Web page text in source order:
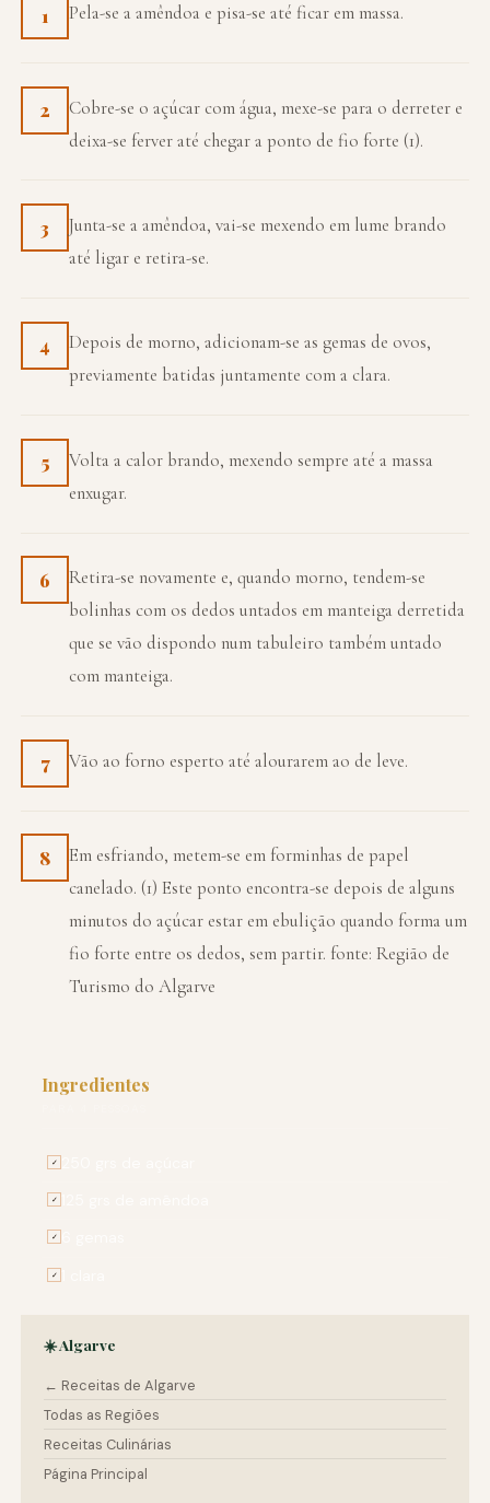
1 Pela-se a amêndoa e pisa-se até ficar em massa.
2
Cobre-se o açúcar com água, mexe-se para o derreter e
deixa-se ferver até chegar a ponto de fio forte (1).
3
Junta-se a amêndoa, vai-se mexendo em lume brando
até ligar e retira-se.
4
Depois de morno, adicionam-se as gemas de ovos,
previamente batidas juntamente com a clara.
5
Volta a calor brando, mexendo sempre até a massa
enxugar.
6
Retira-se novamente e, quando morno, tendem-se
bolinhas com os dedos untados em manteiga derretida
que se vão dispondo num tabuleiro também untado
com manteiga.
7 Vão ao forno esperto até alourarem ao de leve.
8
Em esfriando, metem-se em forminhas de papel
canelado. (1) Este ponto encontra-se depois de alguns
minutos do açúcar estar em ebulição quando forma um
fio forte entre os dedos, sem partir. fonte: Região de
Turismo do Algarve
Ingredientes
✓
✓
✓
✓
☀️ Algarve
← Receitas de Algarve
Todas as Regiões
Receitas Culinárias
Página Principal